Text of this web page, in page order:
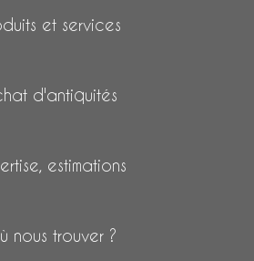
et services
d'antiquités
estimations
nous trouver ?